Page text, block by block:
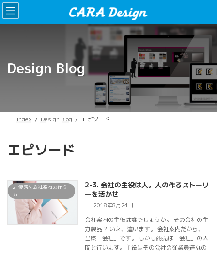
コ
ン
テ
ナ
ビ
ゲ
Design Blog
index Design Blog エピソード
エピソード
2. 優秀な会社案内の作り
方
2-3. 会社の主役は人。人の作るストーリ
ーを活かせ
2018年8月24日
会社案内の主役は誰でしょうか。 その会社の主
力製品？ いえ、違います。 会社案内だから、
当然「会社」です。 しかし商売は「会社」の人
間と行います。主役はその会社の従業員達なの